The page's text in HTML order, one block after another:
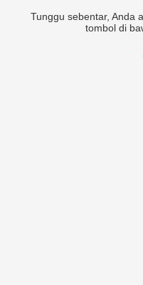
Tunggu sebentar, Anda
tombol di